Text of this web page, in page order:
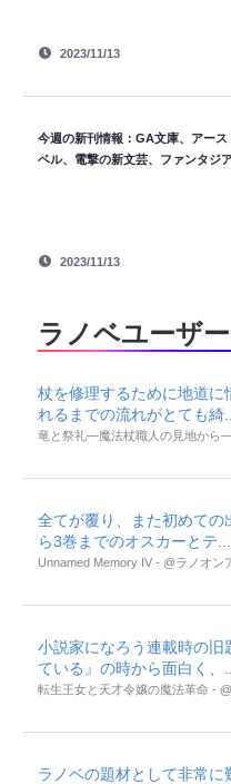
2023/11/13
今週の新刊情報：GA文庫、アース
ベル、電撃の新文芸、ファンタジ
2023/11/13
ラノベユーザ
杖を修理するために地道に
れるまでの流れがとても綺...
竜と祭礼―魔法杖職人の見地から
全てが覆り、また初めて
ら3巻までのオスカーとテ...
Unnamed Memory IV - @ラノオン
小説家になろう連載時の旧
ている』の時から面白く、...
転生王女と天才令嬢の魔法革命 -
ラノベの題材として非常